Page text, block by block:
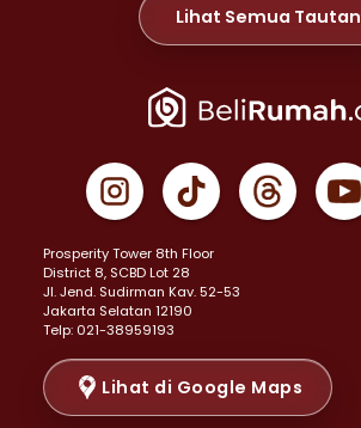
Properti Dijual di Meruya >
Properti Dijual di Jelambar >
Properti Dijual di Jakarta Pusat >
Properti Dijual di Gambir >
Properti Dijual di Johar Baru >
Properti Dijual di Menteng >
Properti Dijual di Senen >
Properti Dijual di Tanah Abang >
Properti Dijual di Cikini >
Properti Dijual di Kramat >
Properti Dijual di Pasar Baru >
Lihat Semua Tautan
Prosperity Tower 8th Floor
District 8, SCBD Lot 28
JI. Jend. Sudirman Kav. 52-53
Jakarta Selatan 12190
Telp: 021-38959193
Lihat di Google Maps